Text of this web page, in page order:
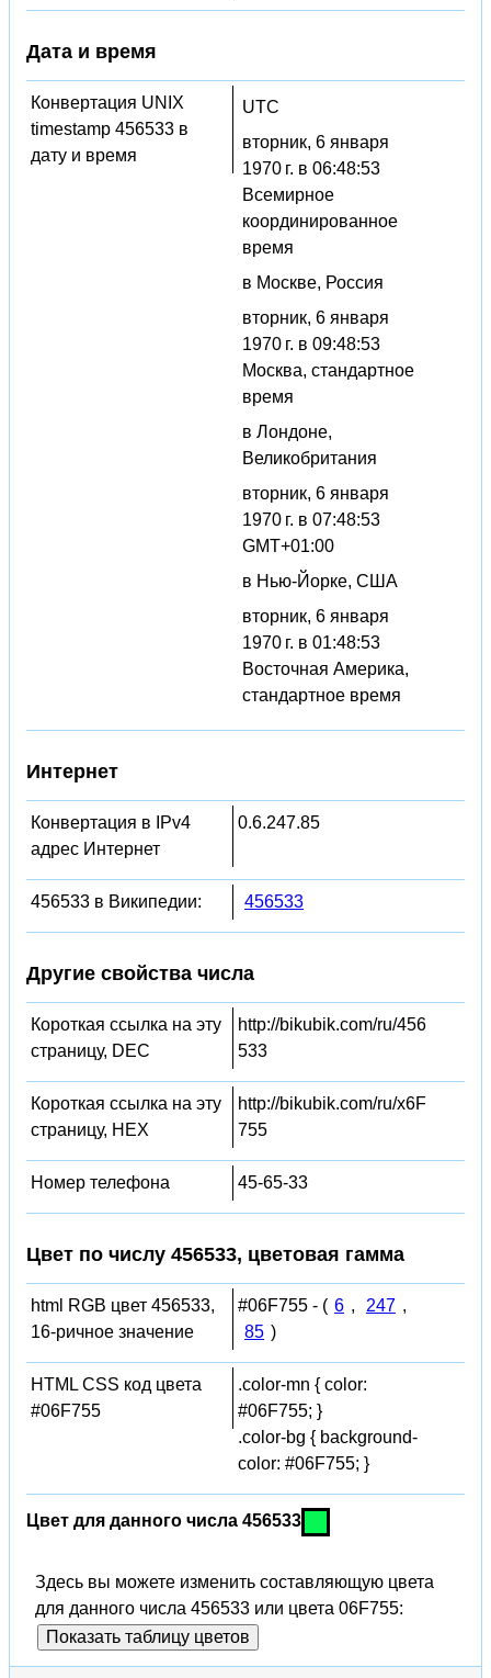
Дата и время
Конвертация UNIX
timestamp 456533 в
дату и время
UTC
вторник, 6 января
1970 г. в 06:48:53
Всемирное
координированное
время
в Москве, Россия
вторник, 6 января
1970 г. в 09:48:53
Москва, стандартное
время
в Лондоне,
Великобритания
вторник, 6 января
1970 г. в 07:48:53
GMT+01:00
в Нью-Йорке, США
вторник, 6 января
1970 г. в 01:48:53
Восточная Америка,
стандартное время
Интернет
Конвертация в IPv4
адрес Интернет
0.6.247.85
456533 в Википедии: 456533
Другие свойства числа
Короткая ссылка на эту
страницу, DEC
http://bikubik.com/ru/456
533
Короткая ссылка на эту
страницу, HEX
http://bikubik.com/ru/x6F
755
Номер телефона 45-65-33
Цвет по числу 456533, цветовая гамма
html RGB цвет 456533,
16-ричное значение
#06F755 - ( 6 , 247 ,
85 )
HTML CSS код цвета
#06F755
.color-mn { color:
#06F755; }
.color-bg { background-
color: #06F755; }
Цвет для данного числа 456533
Здесь вы можете изменить составляющую цвета
для данного числа 456533 или цвета 06F755:
Показать таблицу цветов